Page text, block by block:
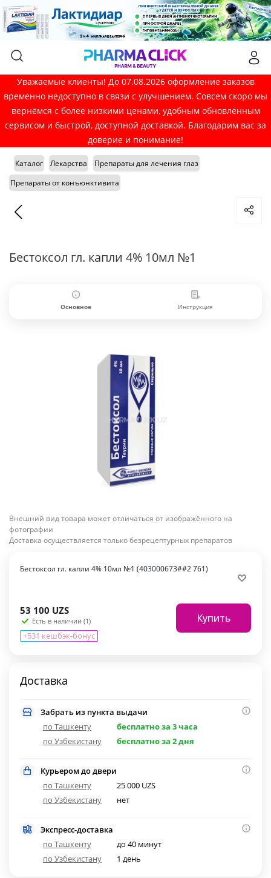
Уважаемые клиенты! До 07.08.2026 оформление заказов
временно недоступно в связи с улучшением. Совсем скоро мы
вернёмся с более низкими ценами, удобным обновлённым
сервисом и быстрой, доступной доставкой. Благодарим вас за
доверие и понимание!
Каталог Лекарства
Препараты для лечения глаз
Препараты от конъюнктивита
Бестоксол гл. капли 4% 10мл №1
Основное Инструкция
Внешний вид товара может отличаться от изображённого на
фотографии
Доставка осуществляется только безрецептурных препаратов
Бестоксол гл. капли 4% 10мл №1 (403000673##2 761)
53 100 UZS
Есть в наличии (1)
+531 кешбэк-бонус
Купить
Доставка
Забрать из пункта выдачи
по Ташкенту
бесплатно за 3 часа
по Узбекистану
бесплатно за 2 дня
Курьером до двери
по Ташкенту
25 000 UZS
по Узбекистану
нет
Экспресс-доставка
по Ташкенту
до 40 минут
по Узбекистану
1 день